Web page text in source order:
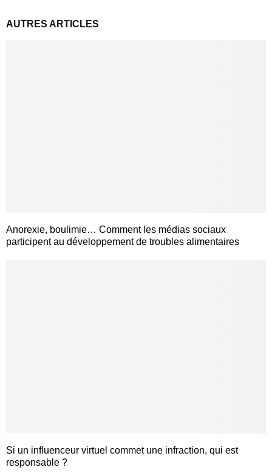
AUTRES ARTICLES
Anorexie, boulimie… Comment les médias sociaux
participent au développement de troubles alimentaires
Si un influenceur virtuel commet une infraction, qui est
responsable ?